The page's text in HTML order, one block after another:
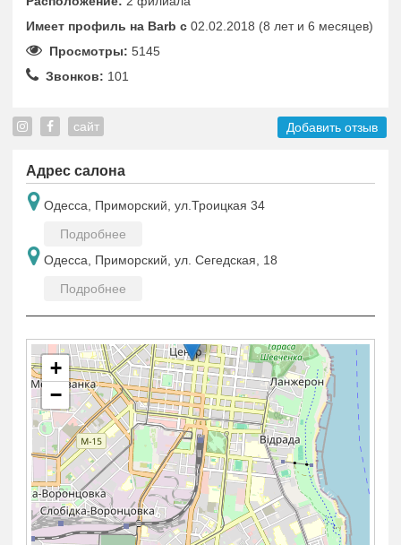
Имеет профиль на Barb c 02.02.2018 (8 лет и 6 месяцев)
Просмотры: 5145
Звонков: 101
сайт Добавить отзыв
Адрес салона
Одесса, Приморский, ул.Троицкая 34
Подробнее
Одесса, Приморский, ул. Сегедская, 18
Подробнее
+
−